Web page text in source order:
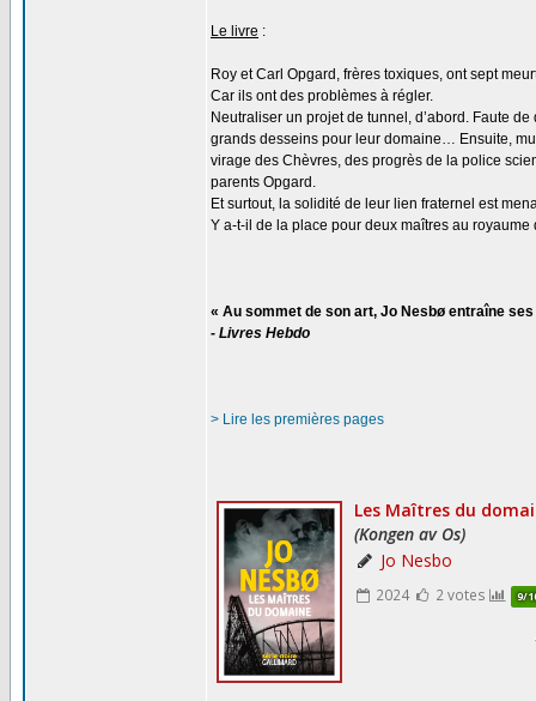
Le livre :
Roy et Carl Opgard, frères toxiques, ont sept
Car ils ont des problèmes à régler.
Neutraliser un projet de tunnel, d’abord. Faute
grands desseins pour leur domaine… Ensuite,
virage des Chèvres, des progrès de la police
parents Opgard.
Et surtout, la solidité de leur lien fraternel est
Y a-t-il de la place pour deux maîtres au royaume
« Au sommet de son art, Jo Nesbø entraîne
- Livres Hebdo
> Lire les premières pages